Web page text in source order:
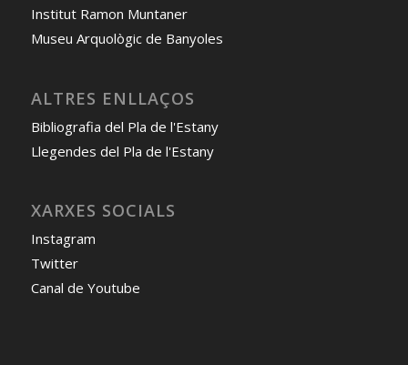
Institut Ramon Muntaner
Museu Arquològic de Banyoles
ALTRES ENLLAÇOS
Bibliografia del Pla de l'Estany
Llegendes del Pla de l'Estany
XARXES SOCIALS
Instagram
Twitter
Canal de Youtube